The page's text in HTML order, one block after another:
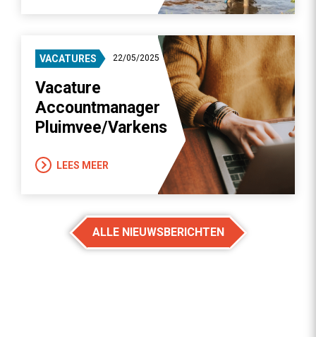
VACATURES 22/05/2025
Vacature
Accountmanager
Pluimvee/Varkens
LEES MEER
ALLE NIEUWSBERICHTEN